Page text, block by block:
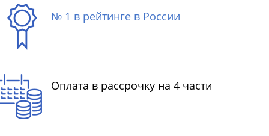
№ 1 в рейтинге в России
Оплата в рассрочку на 4 части